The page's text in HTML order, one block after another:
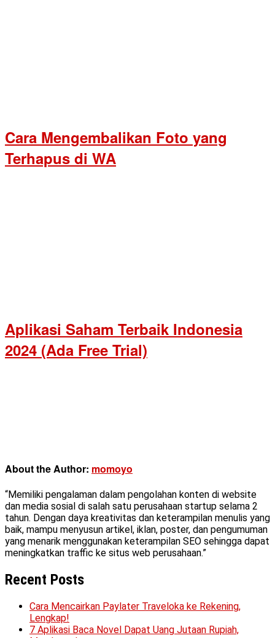
Cara Mengembalikan Foto yang
Terhapus di WA
Aplikasi Saham Terbaik Indonesia
2024 (Ada Free Trial)
About the Author: momoyo
“Memiliki pengalaman dalam pengolahan konten di website
dan media sosial di salah satu perusahaan startup selama 2
tahun. Dengan daya kreativitas dan keterampilan menulis yang
baik, mampu menyusun artikel, iklan, poster, dan pengumuman
yang menarik menggunakan keterampilan SEO sehingga dapat
meningkatkan traffic ke situs web perusahaan.”
Recent Posts
Cara Mencairkan Paylater Traveloka ke Rekening,
Lengkap!
7 Aplikasi Baca Novel Dapat Uang Jutaan Rupiah,